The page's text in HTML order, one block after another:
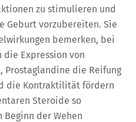
zu stimulieren und
Geburt vorzubereiten. Sie
bemerken, bei
die Expression von
Prostaglandine die Reifung
die Kontraktilität fördern
Steroide so
Beginn der Wehen